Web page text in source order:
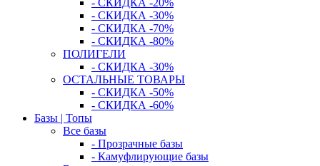
- СКИДКА -20%
- СКИДКА -30%
- СКИДКА -70%
- СКИДКА -80%
ПОЛИГЕЛИ
- СКИДКА -30%
ОСТАЛЬНЫЕ ТОВАРЫ
- СКИДКА -50%
- СКИДКА -60%
Базы | Топы
Все базы
- Прозрачные базы
- Камуфлирующие базы